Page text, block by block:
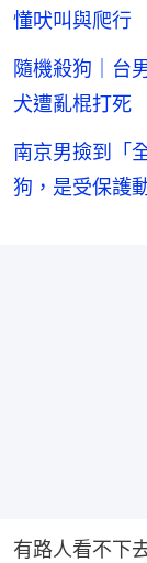
懂吠叫與爬行
隨機殺狗｜台
犬遭亂棍打死
南京男撿到「
狗，是受保護
有路人看不下